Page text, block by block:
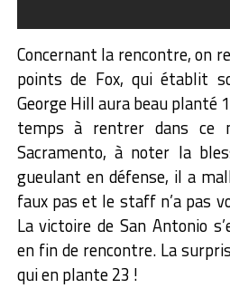
Concernant la rencontre, on
points de Fox, qui établit
George Hill aura beau planté
temps à rentrer dans ce
Sacramento, à noter la
gueulant en défense, il a
faux pas et le staff n’a pas
La victoire de San Antonio
en fin de rencontre. La
qui en plante 23 !